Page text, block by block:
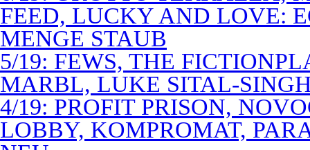
FEED, LUCKY AND LOVE:
MENGE STAUB
5/19: FEWS, THE
MARBL, LUKE SITAL-
4/19: PROFIT PRISON,
LOBBY, KOMPROMAT,